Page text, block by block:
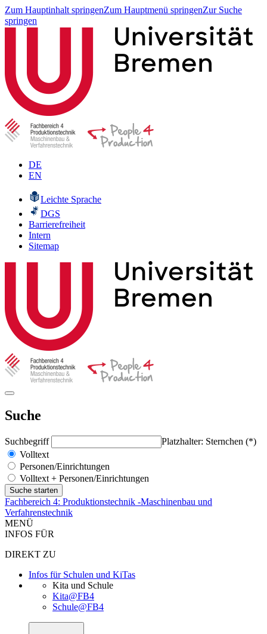
Zum Hauptinhalt springenZum Hauptmenü springenZur Suche
springen
DE
EN
Leichte Sprache
DGS
Barrierefreiheit
Intern
Sitemap
Suche
Suchbegriff
Platzhalter: Sternchen (*)
Volltext
Personen/Einrichtungen
Volltext + Personen/Einrichtungen
Fachbereich 4: Produktionstechnik -Maschinenbau und
Verfahrenstechnik
MENÜ
INFOS FÜR
DIREKT ZU
Infos für Schulen und KiTas
Kita und Schule
Kita@FB4
Schule@FB4